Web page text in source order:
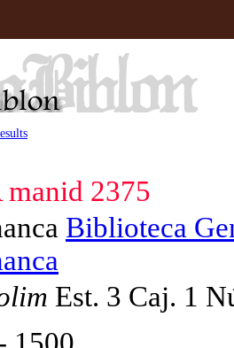
manid 2375
Biblioteca
Est. 3 Caj. 1